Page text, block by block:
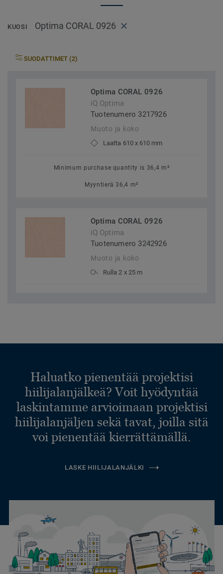
KUOSI Optima CORAL 0926
SUODATTIMET (2)
Optima CORAL 0926
iQ Optima
Tuotenumero 3217926
Muoto ja koko
Laatta 610 x 610 mm
Minimum purchase quantity is 36,4 m²
Myyntierä 36,4 m²
Optima CORAL 0926
iQ Optima
Tuotenumero 3242926
Muoto ja koko
Rulla 2 x 25 m
Haluatko pienentää projektisi
hiilijalanjälkeä? Voit hyödyntää
laskintamme arvioimaan projektisi
hiilijalanjäljen sekä tavat, joilla sitä
voi pienentää kierrättämällä.
LASKE HIILIJALANJÄLKI